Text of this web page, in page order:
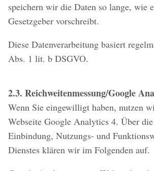
speichern wir die Daten so lange, wie
Gesetzgeber vorschreibt.
Diese Datenverarbeitung basiert
Abs. 1 lit. b DSGVO.
2.3. Reichweitenmessung/Google
Wenn Sie eingewilligt haben, nutzen
Webseite Google Analytics 4. Über
Einbindung, Nutzungs- und
Dienstes klären wir im Folgenden auf.